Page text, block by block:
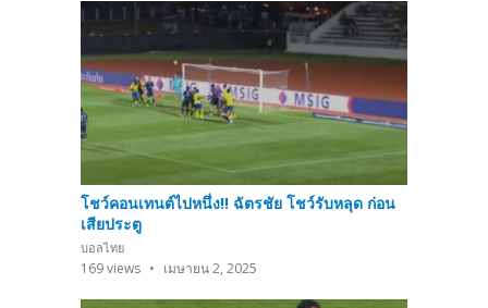
โชว์คอนเทนต์ไปหนึ่ง!! ฉัตรชัย โชว์รับหลุด ก่อน
เสียประตู
บอลไทย
169views เมษายน 2, 2025